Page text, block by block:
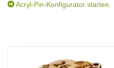
Acryl-Pin-Konfigurator starten